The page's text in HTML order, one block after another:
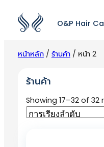
O&P Hair
หน้าหลัก/ ร้านค้า/ หน้า 2
ร้านค้า
Showing 17–32 of 32